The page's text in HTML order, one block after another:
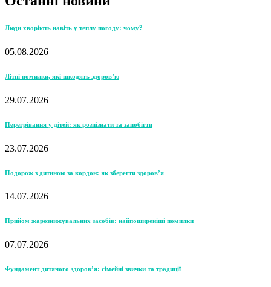
Люди хворіють навіть у теплу погоду: чому?
05.08.2026
Літні помилки, які шкодять здоров’ю
29.07.2026
Перегрівання у дітей: як розпізнати та запобігти
23.07.2026
Подорож з дитиною за кордон: як зберегти здоров’я
14.07.2026
Прийом жарознижувальних засобів: найпоширеніші помилки
07.07.2026
Фундамент дитячого здоров’я: сімейні звички та традиції